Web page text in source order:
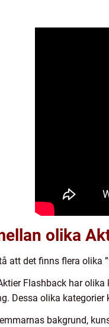
olika
att det finns flera olika
Flashback har
Dessa olika
bakgrund,